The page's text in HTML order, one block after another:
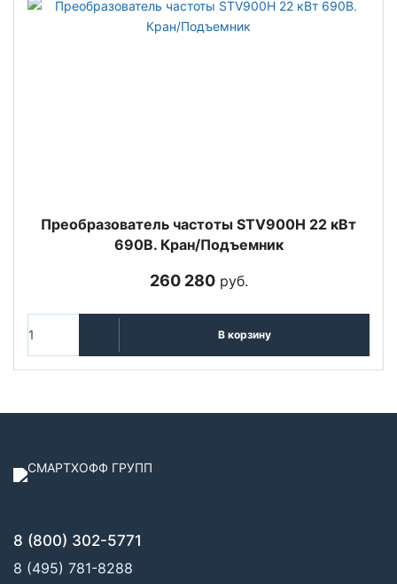
Преобразователь частоты STV900H 22 кВт
690В. Кран/Подъемник
260 280руб.
В корзину
8 (800) 302-5771
8 (495) 781-8288